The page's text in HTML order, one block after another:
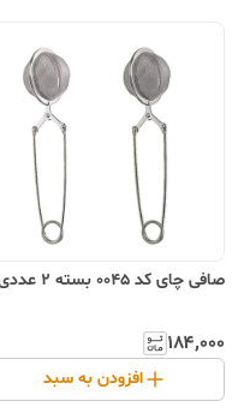
صافی چای کد 0045 بسته 2 عددی
۱۸۴٬۰۰۰
افزودن به سبد